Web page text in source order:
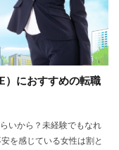
）におすすめの転職
いから？未経験でもなれ
を感じている女性は割と